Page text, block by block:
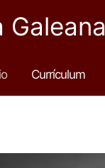
Galeana
Currículum